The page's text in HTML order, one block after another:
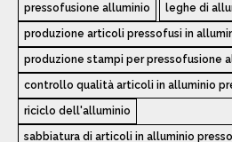
pressofusione alluminio leghe di
produzione articoli pressofusi in
produzione stampi per pressofusione
controllo qualità articoli in alluminio
riciclo dell'alluminio
sabbiatura di articoli in alluminio